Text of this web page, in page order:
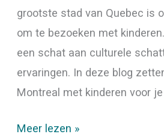
grootste stad van Quebec is
om te bezoeken met
een schat aan culturele
ervaringen. In deze blog
Montreal met kinderen voor
Meer lezen »